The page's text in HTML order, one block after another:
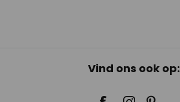
Vind ons ook op: